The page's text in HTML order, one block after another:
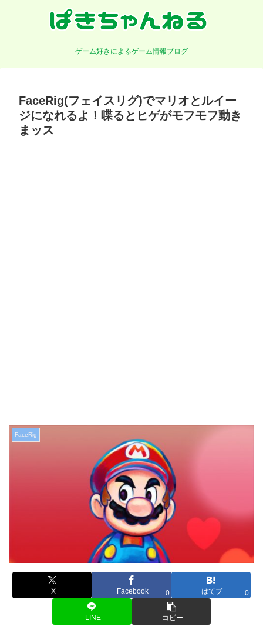
ゲーム好きによるゲーム情報ブログ
FaceRig(フェイスリグ)でマリオとルイー
ジになれるよ！喋るとヒゲがモフモフ動き
まッス
FaceRig
X Facebook 0 はてブ 0
LINE コピー